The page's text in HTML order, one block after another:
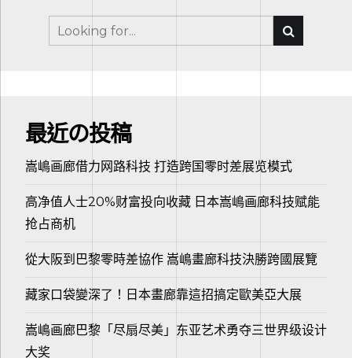
最近の投稿
嵩嶋画廊借力网路科技 打造跨国零时差展览模式
高净值人士20%财富投向收藏 日本嵩嶋画廊科技赋能
抢占商机
從大阪到巴黎零時差協作 嵩嶋畫廊科技決勝跨國展覽
藏家口袋變深了！日本畫廊靠這招搞定歐美亞大展
嵩嶋画廊巴黎「尽扇尽美」东亚艺术勇夺三世界级设计
大奖